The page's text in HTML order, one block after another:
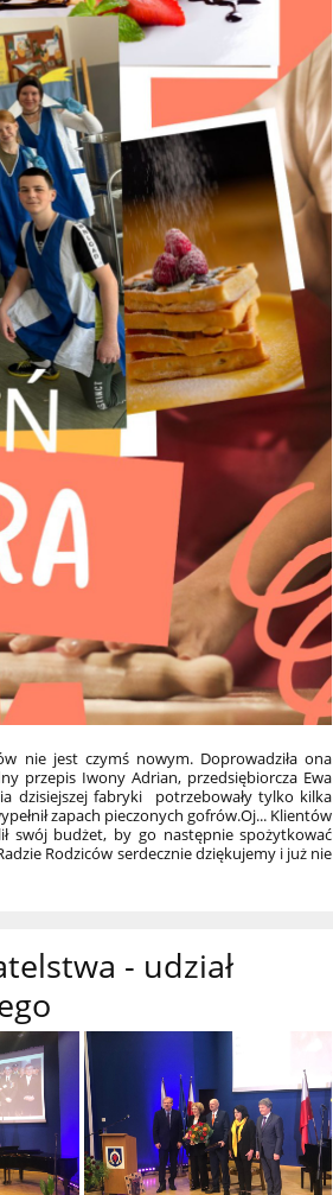
nie jest czymś nowym. Doprowadziła ona
przepis Iwony Adrian, przedsiębiorcza Ewa
dzisiejszej fabryki potrzebowały tylko kilka
zapach pieczonych gofrów.Oj... Klientów
swój budżet, by go następnie spożytkować
Rodziców serdecznie dziękujemy i już nie
- udział